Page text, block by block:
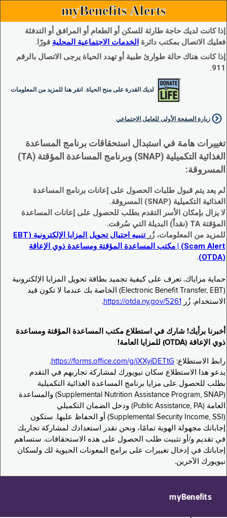
myBenefits Alerts
إذا كانت لديك حاجة طارئة للسكن أو الطعام أو المرافق أو التدفئة
فعليك الاتصال بمكتب دائرة الخدمات الاجتماعية المحلية فورًا.
إذا كانت هناك حالة طوارئ طبية أو تهدد الحياة يرجى الاتصال بالرقم
911.
لديك القدرة على منح الحياة. انقر هنا للمزيد من المعلومات
زيارة الصفحة الأولى للعامل الاجتماعي
تغييرات هامة في استبدال استحقاقات برنامج المساعدة
الغذائية التكميلية (SNAP) وبرنامج المساعدة المؤقتة (TA)
المسروقة:
لم يعد يتم قبول طلبات الحصول على إعانات برنامج المساعدة
الغذائية التكميلية (SNAP) المسروقة.
لا يزال بإمكان الأسر التقدم بطلب للحصول على إعانات المساعدة
المؤقتة TA (نقداً) البديلة التي سُرقت.
للمزيد من المعلومات، زُر
تنبيه احتيال تحويل المزايا الإلكترونية (EBT
Scam Alert) | مكتب المساعدة المؤقتة ومساعدة ذوي الإعاقة
(OTDA)
.
حماية مزاياك. تعرف على كيفية تجميد بطاقة تحويل المزايا الإلكترونية
(Electronic Benefit Transfer, EBT) الخاصة بك عندما لا تكون قيد
الاستخدام. زُر
https://otda.ny.gov/5261
.
أخبرنا برأيك! شارك في استطلاع مكتب المساعدة المؤقتة ومساعدة
ذوي الإعاقة (OTDA) للمزايا العامة!
رابط الاستطلاع: https://forms.office.com/g/iXXyiDETtG
.
يدعو هذا الاستطلاع سكان نيويورك لمشاركة تجاربهم في التقدم
بطلب للحصول على مزايا برنامج المساعدة الغذائية التكميلية
(Supplemental Nutrition Assistance Program, SNAP) والمساعدة
العامة (Public Assistance, PA) ودخل الضمان التكميلي
(Supplemental Security Income, SSI) أو الحفاظ عليها. ستكون
إجاباتك مجهولة الهوية تمامًا، ونحن نقدر استعدادك لمشاركة تجاربك
في تقديم و/أو تثبيت طلب الحصول على هذه الاستحقاقات. ستساهم
إجاباتك في إدخال تغييرات على برامج المعونات الحيوية لك ولسكان
نيويورك الآخرين.
myBenefits